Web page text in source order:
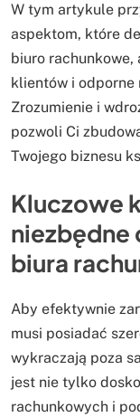
W tym artykule
aspektom, które
biuro rachunkowe,
klientów i odporne
Zrozumienie i
pozwoli Ci
Twojego biznesu
Kluczowe
niezbędne
biura
Aby efektywnie
musi posiadać
wykraczają poza
jest nie tylko
rachunkowych i